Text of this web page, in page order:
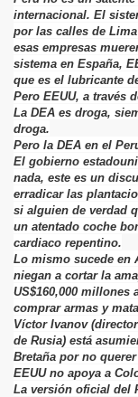
internacional. El
por las calles de
esas empresas
sistema en España,
que es el lubricante
Pero EEUU, a través
La DEA es droga,
droga.
Pero la DEA en el
El gobierno
nada, este es un
erradicar las
si alguien de verdad
un atentado coche
cardiaco repentino.
Lo mismo sucede en
niegan a cortar la
US$160,000 millones
comprar armas y
Víctor Ivanov
de Rusia) está
Bretaña por no
EEUU no apoya a
La versión oficial del